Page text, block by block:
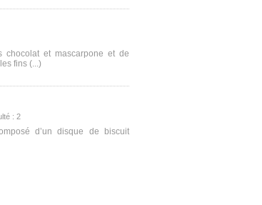
chocolat et mascarpone et de
fins (...)
: 2
d’un disque de biscuit